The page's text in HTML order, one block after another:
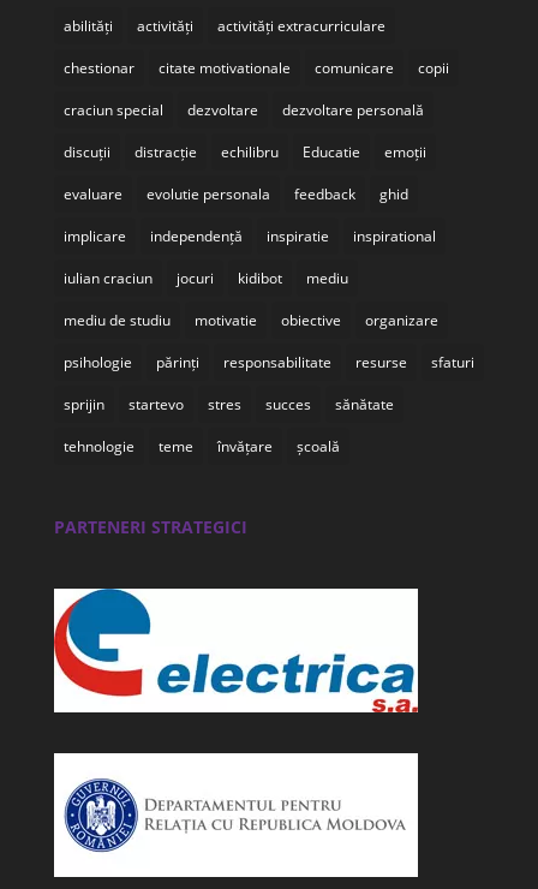
abilități activități activități extracurriculare
chestionar citate motivationale comunicare copii
craciun special dezvoltare dezvoltare personală
discuții distracție echilibru Educatie emoții
evaluare evolutie personala feedback ghid
implicare independență inspiratie inspirational
iulian craciun jocuri kidibot mediu
mediu de studiu motivatie obiective organizare
psihologie părinți responsabilitate resurse sfaturi
sprijin startevo stres succes sănătate
tehnologie teme învățare școală
PARTENERI STRATEGICI